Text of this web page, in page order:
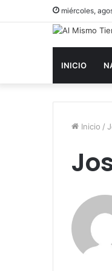
miércoles,
INICIO
Inicio /